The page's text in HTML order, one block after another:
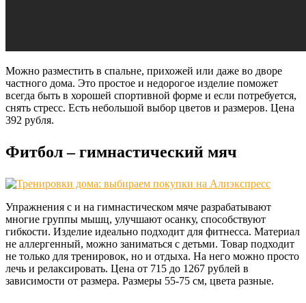
Можно разместить в спальне, прихожей или даже во дворе
частного дома. Это простое и недорогое изделие поможет
всегда быть в хорошей спортивной форме и если потребуется,
снять стресс. Есть небольшой выбор цветов и размеров. Цена
392 рубля.
Фитбол – гимнастический мяч
Упражнения с и на гимнастическом мяче разрабатывают
многие группы мышц, улучшают осанку, способствуют
гибкости. Изделие идеально подходит для фитнесса. Материал
не аллергенный, можно заниматься с детьми. Товар подходит
не только для тренировок, но и отдыха. На него можно просто
лечь и релаксировать. Цена от 715 до 1267 рублей в
зависимости от размера. Размеры 55-75 см, цвета разные.